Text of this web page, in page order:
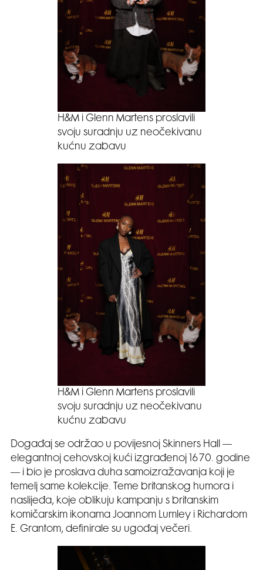
H&M i Glenn Martens proslavili
svoju suradnju uz neočekivanu
kućnu zabavu
H&M i Glenn Martens proslavili
svoju suradnju uz neočekivanu
kućnu zabavu
Događaj se održao u povijesnoj Skinners Hall —
elegantnoj cehovskoj kući izgrađenoj 1670. godine
— i bio je proslava duha samoizražavanja koji je
temelj same kolekcije. Teme britanskog humora i
naslijeđa, koje oblikuju kampanju s britanskim
komičarskim ikonama Joannom Lumley i Richardom
E. Grantom, definirale su ugođaj večeri.